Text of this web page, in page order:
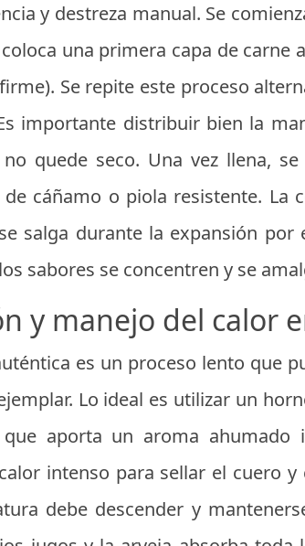
y destreza manual. Se
una primera capa de carne
Se repite este proceso
importante distribuir bien la
quede seco. Una vez llena,
cáñamo o piola resistente. La
salga durante la expansión por
sabores se concentren y se
y manejo del calor
es un proceso lento que
Lo ideal es utilizar un
aporta un aroma ahumado
intenso para sellar el cuero y
debe descender y